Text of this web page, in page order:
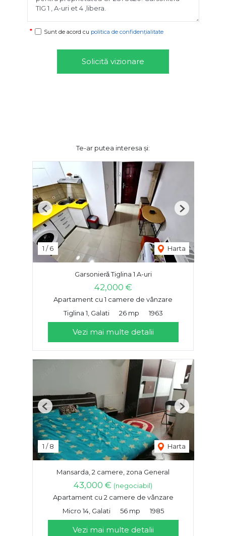
Sunt de acord cu politica de confidențialitate
Solicită vizionare
Te-ar putea interesa și:
1 /6 Harta
Previous Next
Garsonieră Tiglina 1 A-uri
42,000 €
Apartament cu 1 camere de vânzare
Tiglina 1, Galati
26 mp 1963
Vezi mai multe detalii
1 /8 Harta
Previous Next
Mansarda, 2 camere, zona General
43,000 € (negociabil)
Apartament cu 2 camere de vânzare
Micro 14, Galati
56 mp 1985
Vezi mai multe detalii